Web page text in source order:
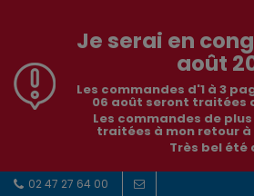
Je serai en
août
Les commandes d'1 à 3
06 août seront traitées
Les commandes de
traitées à mon retour
Très bel été
02 47 27 64 00